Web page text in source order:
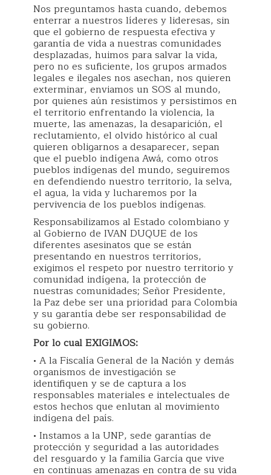
Nos preguntamos hasta cuando, debemos
enterrar a nuestros líderes y lideresas, sin
que el gobierno de respuesta efectiva y
garantía de vida a nuestras comunidades
desplazadas, huimos para salvar la vida,
pero no es suficiente, los grupos armados
legales e ilegales nos asechan, nos quieren
exterminar, enviamos un SOS al mundo,
por quienes aún resistimos y persistimos en
el territorio enfrentando la violencia, la
muerte, las amenazas, la desaparición, el
reclutamiento, el olvido histórico al cual
quieren obligarnos a desaparecer, sepan
que el pueblo indígena Awá, como otros
pueblos indígenas del mundo, seguiremos
en defendiendo nuestro territorio, la selva,
el agua, la vida y lucharemos por la
pervivencia de los pueblos indígenas.
Responsabilizamos al Estado colombiano y
al Gobierno de IVAN DUQUE de los
diferentes asesinatos que se están
presentando en nuestros territorios,
exigimos el respeto por nuestro territorio y
comunidad indígena, la protección de
nuestras comunidades; Señor Presidente,
la Paz debe ser una prioridad para Colombia
y su garantía debe ser responsabilidad de
su gobierno.
Por lo cual EXIGIMOS:
• A la Fiscalía General de la Nación y demás
organismos de investigación se
identifiquen y se de captura a los
responsables materiales e intelectuales de
estos hechos que enlutan al movimiento
indígena del país.
• Instamos a la UNP, sede garantías de
protección y seguridad a las autoridades
del resguardo y la familia García que vive
en continuas amenazas en contra de su vida